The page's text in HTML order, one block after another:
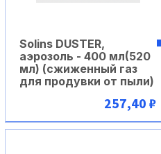
В корзину
Solins DUSTER,
аэрозоль - 400 мл(520
мл) (сжиженный газ
для продувки от пыли)
257,40 ₽